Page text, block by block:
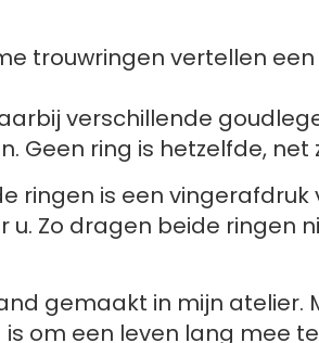
trouwringen vertellen
verschillende
Geen ring is hetzelfde,
ringen is een
Zo dragen beide ringen
gemaakt in mijn
om een leven lang mee